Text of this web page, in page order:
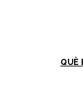
QUÈ